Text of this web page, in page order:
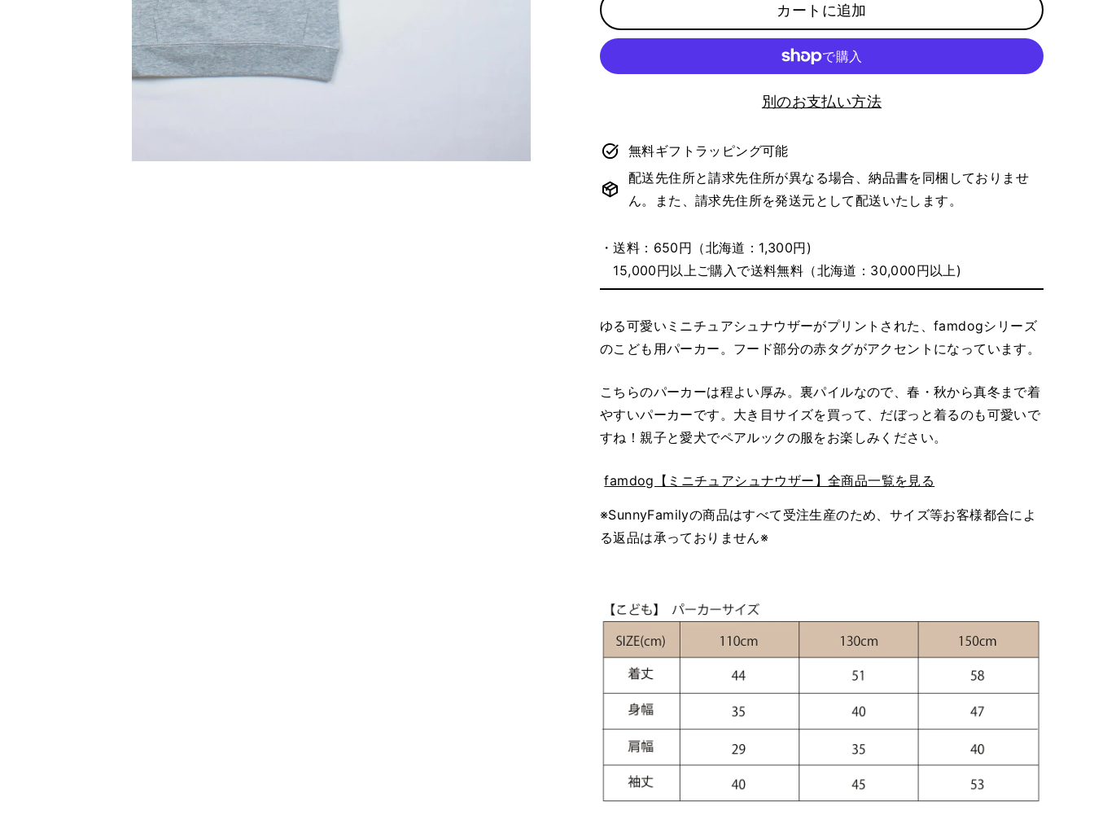
カートに追加
別のお支払い方法
無料ギフトラッピング可能
配送先住所と請求先住所が異なる場合、納品書を同梱しておりませ
ん。また、請求先住所を発送元として配送いたします。
・送料：650円（北海道：1,300円)
15,000円以上ご購入で送料無料（北海道：30,000円以上)
ゆる可愛いミニチュアシュナウザーがプリントされた、famdogシリーズ
のこども用パーカー。フード部分の赤タグがアクセントになっています。
こちらのパーカーは程よい厚み。裏パイルなので、春・秋から真冬まで着
やすいパーカーです。大き目サイズを買って、だぼっと着るのも可愛いで
すね！親子と愛犬でペアルックの服をお楽しみください。
famdog【ミニチュアシュナウザー】全商品一覧を見る
※SunnyFamilyの商品はすべて受注生産のため、サイズ等お客様都合によ
る返品は承っておりません※